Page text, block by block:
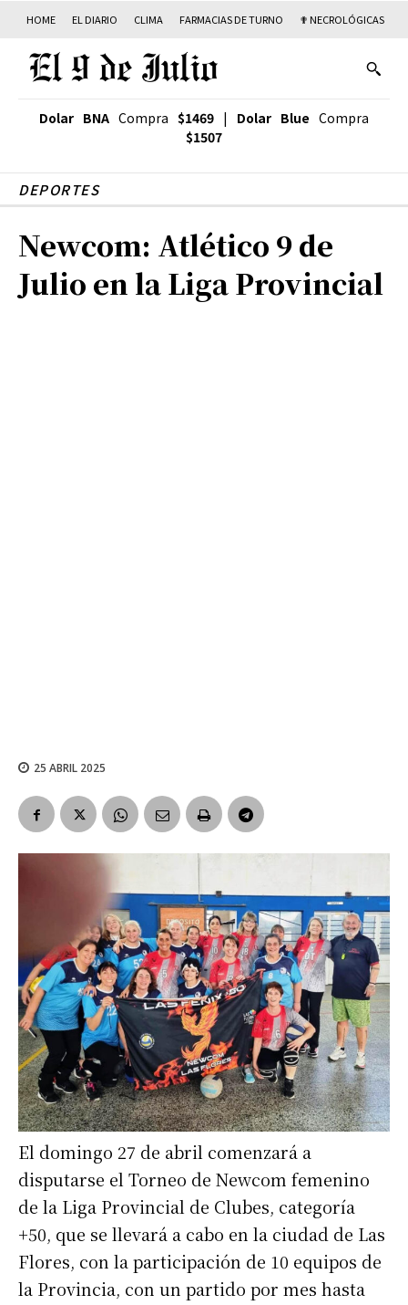
HOME EL DIARIO CLIMA FARMACIAS DE TURNO ✟ NECROLÓGICAS
Dolar BNA Compra $1469 | Dolar Blue Compra
$1507
DEPORTES
Newcom: Atlético 9 de
Julio en la Liga Provincial
25 ABRIL 2025
El domingo 27 de abril comenzará a
disputarse el Torneo de Newcom femenino
de la Liga Provincial de Clubes, categoría
+50, que se llevará a cabo en la ciudad de Las
Flores, con la participación de 10 equipos de
la Provincia, con un partido por mes hasta